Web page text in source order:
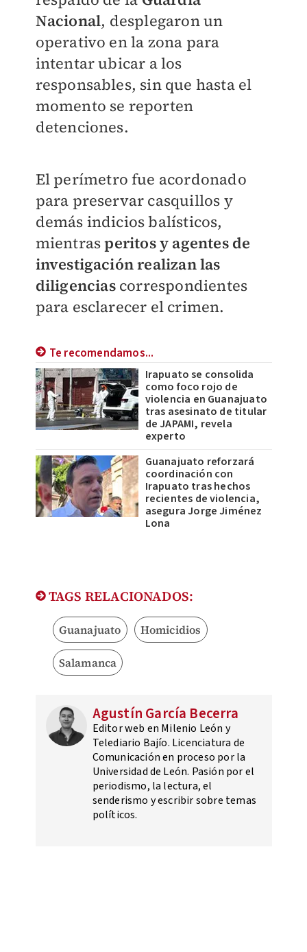
Nacional, desplegaron un
operativo en la zona para
intentar ubicar a los
responsables, sin que hasta el
momento se reporten
detenciones.
El perímetro fue acordonado
para preservar casquillos y
demás indicios balísticos,
mientrasperitos y agentes de
investigación realizan las
diligenciascorrespondientes
para esclarecer el crimen.
Te recomendamos...
Irapuato se consolida
como foco rojo de
violencia en Guanajuato
tras asesinato de titular
de JAPAMI, revela
experto
Guanajuato reforzará
coordinación con
Irapuato tras hechos
recientes de violencia,
asegura Jorge Jiménez
Lona
TAGS RELACIONADOS:
Guanajuato Homicidios
Salamanca
Agustín García Becerra
Editor web en Milenio León y
Telediario Bajío. Licenciatura de
Comunicación en proceso por la
Universidad de León. Pasión por el
periodismo, la lectura, el
senderismo y escribir sobre temas
políticos.